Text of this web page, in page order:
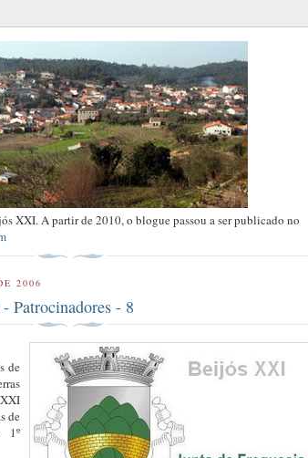
XXI. A partir de 2010, o blogue passou a ser publicado no
2006
Patrocinadores - 8
de
de
1º